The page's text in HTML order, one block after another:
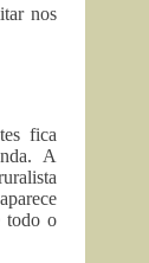
nos
fica
A
todo o